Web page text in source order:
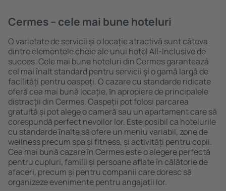
Cermes – cele mai bune hoteluri
O varietate de servicii și o locație atractivă sunt câteva
dintre elementele cheie ale unui hotel All-Inclusive de
succes. Cele mai bune hoteluri din Cermes garantează
cel mai înalt standard pentru servicii și o gamă largă de
facilități pentru oaspeți. O cazare cu standarde ridicate
oferă cea mai bună locație, ȋn apropiere de principalele
distracţii din Cermes. Oaspeții pot folosi parcarea
gratuită și pot alege o cameră sau un apartament care să
corespundă perfect nevoilor lor. Este posibil ca hotelurile
cu standarde ȋnalte să ofere un meniu variabil, zone de
wellness precum spa și fitness, și activități pentru copii.
Cea mai bună cazare în Cermes este o alegere perfectă
pentru cupluri, familii și persoane aflate în călătorie de
afaceri, precum și pentru companii care doresc să
organizeze evenimente pentru angajații lor.